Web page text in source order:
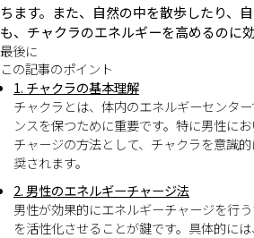
ちます。また、自然の中を散歩したり、
も、チャクラのエネルギーを高めるのに効
最後に
この記事のポイント
1. チャクラの基本理解
チャクラとは、体内のエネルギーセンタ
ンスを保つために重要です。特に男性に
チャージの方法として、チャクラを意識
奨されます。
2. 男性のエネルギーチャージ法
男性が効果的にエネルギーチャージを行
を活性化させることが鍵です。具体的に